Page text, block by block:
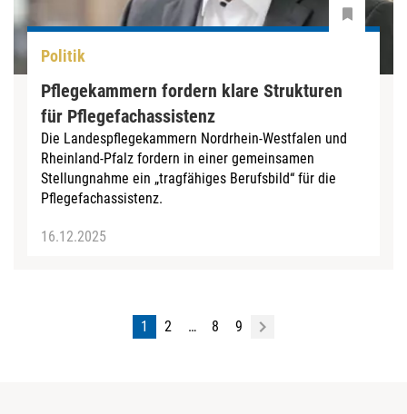
Politik
Pflegekammern fordern klare Strukturen
für Pflegefachassistenz
Die Landespflegekammern Nordrhein-Westfalen und
Rheinland-Pfalz fordern in einer gemeinsamen
Stellungnahme ein „tragfähiges Berufsbild“ für die
Pflegefachassistenz.
16.12.2025
1 2 … 8 9